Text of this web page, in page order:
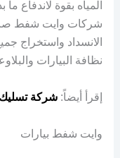
المياه بقوة لاندفاع
شركات وايت شفط
الانسداد واستخراج
نظافة البيارات
إقرأ أيضاً: شركة
وايت شفط بيارات